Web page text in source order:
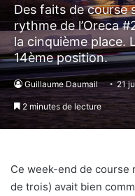
Des faits de course
rythme de l’Oreca
la cinquième place.
14ème position.
Guillaume Daumail 21
2 minutes de lecture
Ce week-end de course
de trois) avait bien